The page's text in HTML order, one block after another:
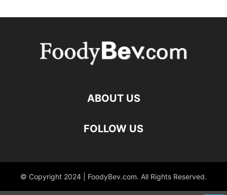
ABOUT US
FOLLOW US
© Copyright 2024 | FoodyBev.com. All Rights Reserved.